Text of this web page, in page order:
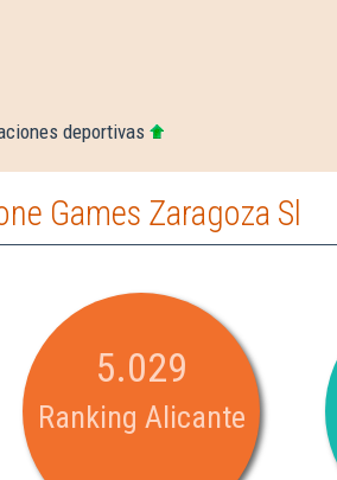
deportivas
Games Zaragoza Sl
5.029
Ranking Alicante